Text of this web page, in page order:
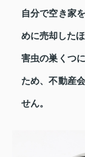
自分で空き家
めに売却した
害虫の巣くつ
ため、不動産
せん。